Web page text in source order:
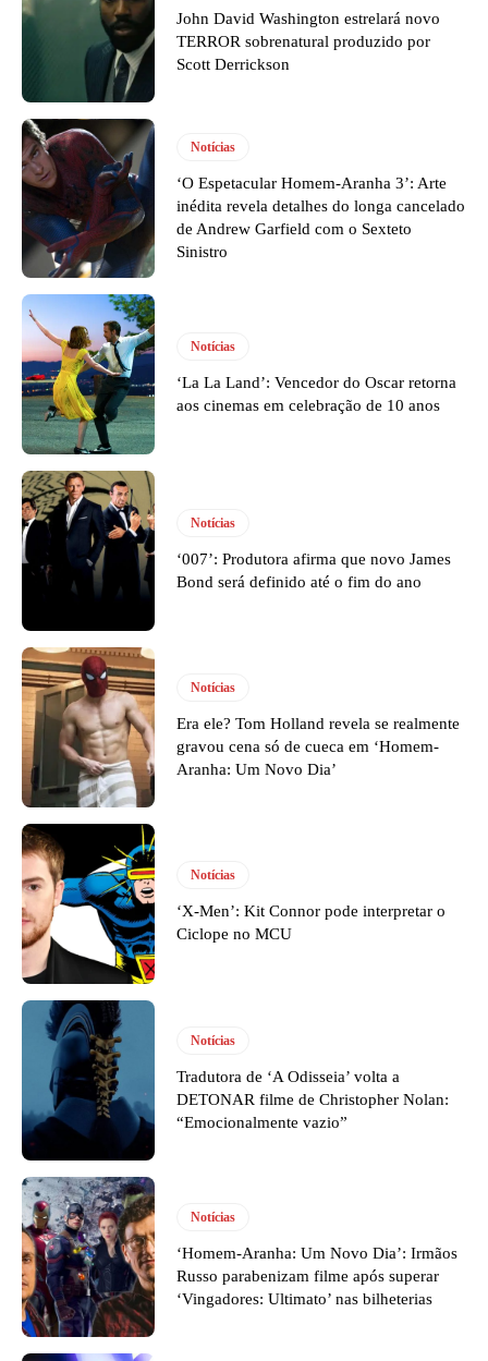
John David Washington estrelará novo
TERROR sobrenatural produzido por
Scott Derrickson
Notícias
‘O Espetacular Homem-Aranha 3’: Arte
inédita revela detalhes do longa cancelado
de Andrew Garfield com o Sexteto
Sinistro
Notícias
‘La La Land’: Vencedor do Oscar retorna
aos cinemas em celebração de 10 anos
Notícias
‘007’: Produtora afirma que novo James
Bond será definido até o fim do ano
Notícias
Era ele? Tom Holland revela se realmente
gravou cena só de cueca em ‘Homem-
Aranha: Um Novo Dia’
Notícias
‘X-Men’: Kit Connor pode interpretar o
Ciclope no MCU
Notícias
Tradutora de ‘A Odisseia’ volta a
DETONAR filme de Christopher Nolan:
“Emocionalmente vazio”
Notícias
‘Homem-Aranha: Um Novo Dia’: Irmãos
Russo parabenizam filme após superar
‘Vingadores: Ultimato’ nas bilheterias